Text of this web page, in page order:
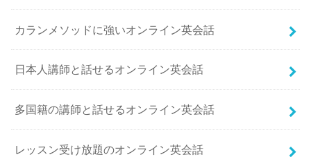
カランメソッドに強いオンライン英会話
日本人講師と話せるオンライン英会話
多国籍の講師と話せるオンライン英会話
レッスン受け放題のオンライン英会話